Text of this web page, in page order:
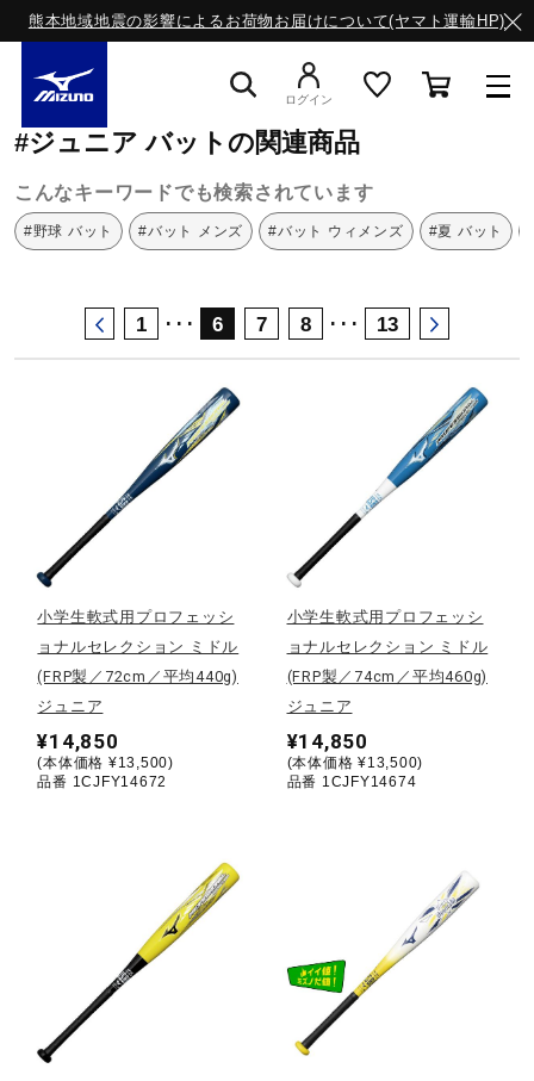
熊本地域地震の影響によるお荷物お届けについて(ヤマト運輸HP)
ライフスタイルウエア
ランニング
サッカー／フットサル
トレーニング
野球
ゴルフ
スイム
バレーボール
テニス／ソフトテニス
ログイン
ミズノ公式オンライン
#ジュニア バットの関連商品
こんなキーワードでも検索されています
#野球 バット #バット メンズ #バット ウィメンズ #夏 バット
1 ･･･ 6 7 8 ･･･ 13
小学生軟式用プロフェッシ
ョナルセレクション ミドル
(FRP製／72cm／平均440g)
ジュニア
¥14,850
(本体価格 ¥13,500)
品番 1CJFY14672
小学生軟式用プロフェッシ
ョナルセレクション ミドル
(FRP製／74cm／平均460g)
ジュニア
¥14,850
(本体価格 ¥13,500)
品番 1CJFY14674